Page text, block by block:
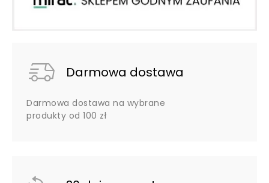
Darmowa dostawa
Darmowa dostawa na wybrane
produkty od 100 zł